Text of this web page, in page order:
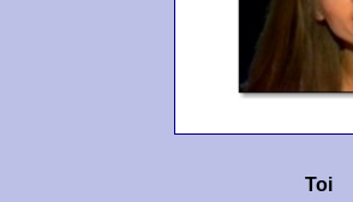
Toi